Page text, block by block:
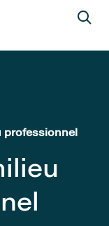
professionnel